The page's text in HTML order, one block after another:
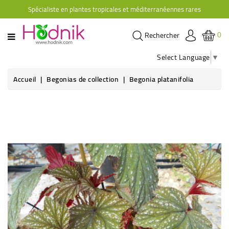
Spécialiste en plantes tropicales et méditerranéennes rares
CATÉGORIE
PLANTES
GRIMPANTES
BRUGMANSIAS
PLANTES
RUSTIQUES
PLANTES
RETOMBANTES
0
Rechercher
Select Language ▼
Accueil
Begonias de collection Begonia platanifolia